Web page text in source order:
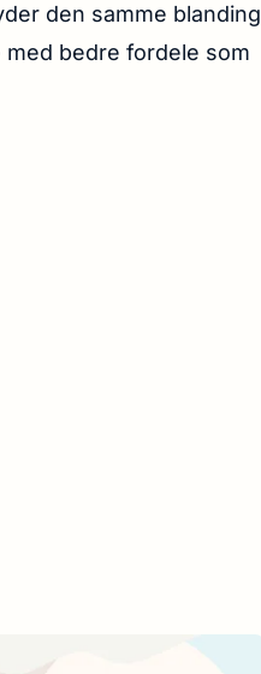
den samme blanding
bedre fordele som